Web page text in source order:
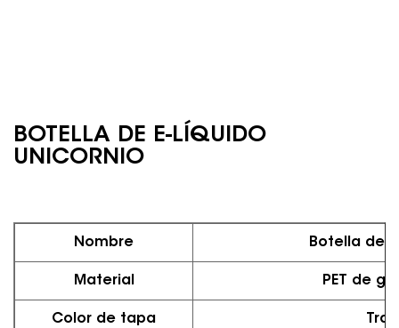
BOTELLA DE E-LÍQUIDO
UNICORNIO
Nombre Botella de
Material PET de
Color de tapa